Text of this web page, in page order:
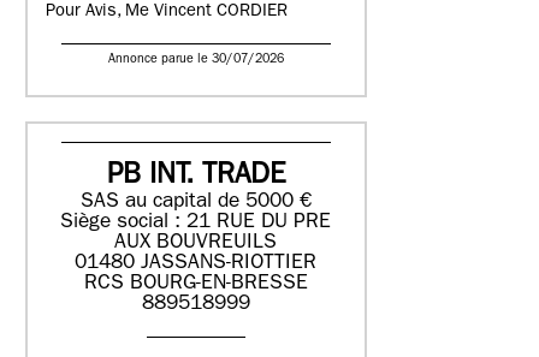
Pour Avis, Me Vincent CORDIER
Annonce parue le 30/07/2026
PB INT. TRADE
SAS au capital de 5000 €
Siège social : 21 RUE DU PRE
AUX BOUVREUILS
01480 JASSANS-RIOTTIER
RCS BOURG-EN-BRESSE
889518999